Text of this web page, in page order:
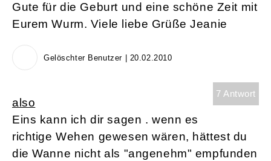
Gute für die Geburt und eine schöne Zeit mit
Eurem Wurm. Viele liebe Grüße Jeanie
Gelöschter Benutzer | 20.02.2010
7 Antwort
also
Eins kann ich dir sagen . wenn es
richtige Wehen gewesen wären, hättest du
die Wanne nicht als "angenehm" empfunden